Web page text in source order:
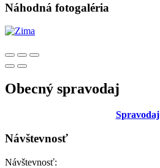
Náhodná fotogaléria
Obecný spravodaj
Spravodaj
Návštevnosť
Návštevnosť: